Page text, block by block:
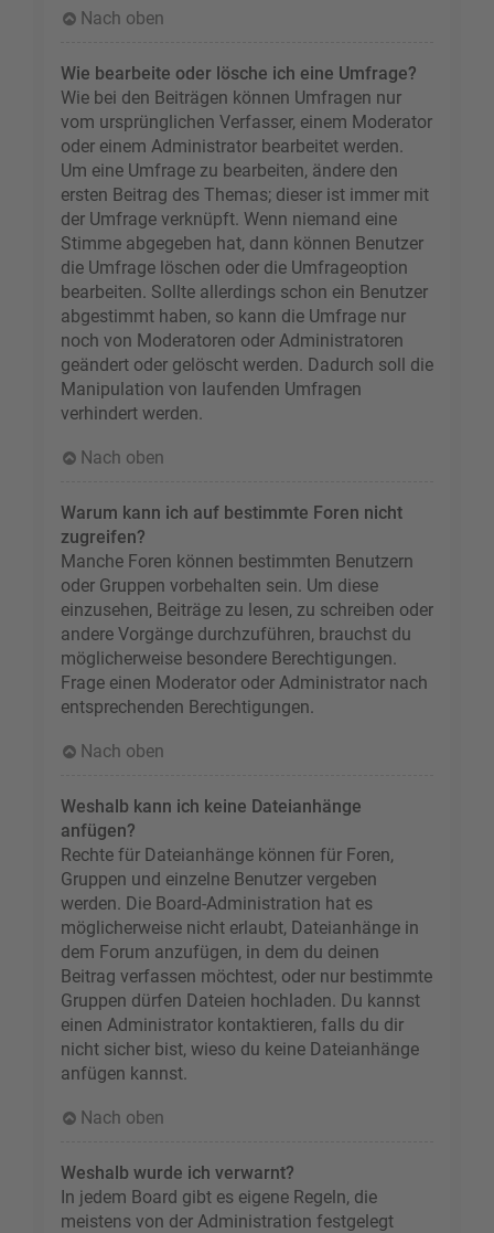
Nach oben
Wie bearbeite oder lösche ich eine Umfrage?
Wie bei den Beiträgen können Umfragen nur
vom ursprünglichen Verfasser, einem Moderator
oder einem Administrator bearbeitet werden.
Um eine Umfrage zu bearbeiten, ändere den
ersten Beitrag des Themas; dieser ist immer mit
der Umfrage verknüpft. Wenn niemand eine
Stimme abgegeben hat, dann können Benutzer
die Umfrage löschen oder die Umfrageoption
bearbeiten. Sollte allerdings schon ein Benutzer
abgestimmt haben, so kann die Umfrage nur
noch von Moderatoren oder Administratoren
geändert oder gelöscht werden. Dadurch soll die
Manipulation von laufenden Umfragen
verhindert werden.
Nach oben
Warum kann ich auf bestimmte Foren nicht
zugreifen?
Manche Foren können bestimmten Benutzern
oder Gruppen vorbehalten sein. Um diese
einzusehen, Beiträge zu lesen, zu schreiben oder
andere Vorgänge durchzuführen, brauchst du
möglicherweise besondere Berechtigungen.
Frage einen Moderator oder Administrator nach
entsprechenden Berechtigungen.
Nach oben
Weshalb kann ich keine Dateianhänge
anfügen?
Rechte für Dateianhänge können für Foren,
Gruppen und einzelne Benutzer vergeben
werden. Die Board-Administration hat es
möglicherweise nicht erlaubt, Dateianhänge in
dem Forum anzufügen, in dem du deinen
Beitrag verfassen möchtest, oder nur bestimmte
Gruppen dürfen Dateien hochladen. Du kannst
einen Administrator kontaktieren, falls du dir
nicht sicher bist, wieso du keine Dateianhänge
anfügen kannst.
Nach oben
Weshalb wurde ich verwarnt?
In jedem Board gibt es eigene Regeln, die
meistens von der Administration festgelegt